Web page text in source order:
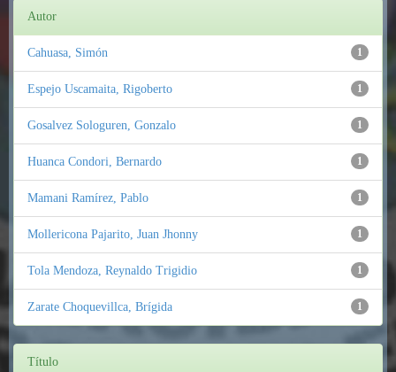
Autor
1
Cahuasa, Simón
1
Espejo Uscamaita, Rigoberto
1
Gosalvez Sologuren, Gonzalo
1
Huanca Condori, Bernardo
1
Mamani Ramírez, Pablo
1
Mollericona Pajarito, Juan Jhonny
1
Tola Mendoza, Reynaldo Trigidio
1
Zarate Choquevillca, Brígida
Título